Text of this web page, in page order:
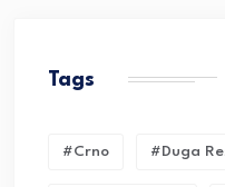
Tags
#crno #duga